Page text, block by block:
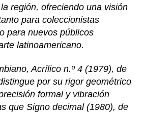
región, ofreciendo una visión
para coleccionistas
para nuevos públicos
latinoamericano.
Acrílico n.º 4 (1979), de
por su rigor geométrico
formal y vibración
que Signo decimal (1980), de